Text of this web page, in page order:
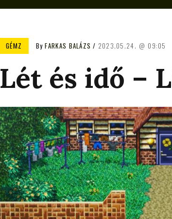
GÉMZ ByFARKAS BALÁZS 2023.05.24. 09:05
Lét és idő –